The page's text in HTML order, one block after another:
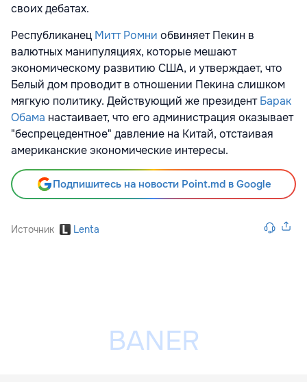
своих дебатах.
Республиканец Митт Ромни обвиняет Пекин в
валютных манипуляциях, которые мешают
экономическому развитию США, и утверждает, что
Белый дом проводит в отношении Пекина слишком
мягкую политику. Действующий же президентБарак
Обама настаивает, что его администрация оказывает
"беспрецедентное" давление на Китай, отстаивая
американские экономические интересы.
Подпишитесь на новости Point.md в Google
Источник Lenta